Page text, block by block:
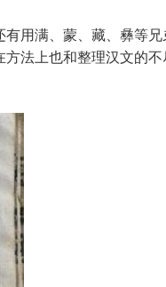
满、蒙、藏、彝等
方法上也和整理汉文